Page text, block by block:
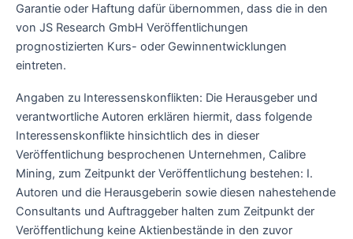
Garantie oder Haftung dafür übernommen, dass die in den
von JS Research GmbH Veröffentlichungen
prognostizierten Kurs- oder Gewinnentwicklungen
eintreten.
Angaben zu Interessenskonflikten: Die Herausgeber und
verantwortliche Autoren erklären hiermit, dass folgende
Interessenskonflikte hinsichtlich des in dieser
Veröffentlichung besprochenen Unternehmen, Calibre
Mining, zum Zeitpunkt der Veröffentlichung bestehen: I.
Autoren und die Herausgeberin sowie diesen nahestehende
Consultants und Auftraggeber halten zum Zeitpunkt der
Veröffentlichung keine Aktienbestände in den zuvor